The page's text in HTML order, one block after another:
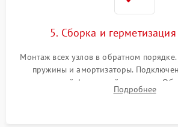
5. Сборка и
Монтаж всех узлов в обратном порядке.
пружины и амортизаторы.
надежной фиксацией хомутами.
герметиком для предотвращения
Подробнее